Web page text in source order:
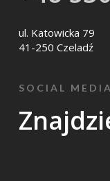
ul. Katowicka 79
41-250 Czeladź
SOCIAL MEDIA